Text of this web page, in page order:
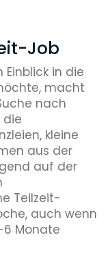
Job
in die
macht
nach
die
kleine
aus der
auf der
Teilzeit-
auch wenn
Monate